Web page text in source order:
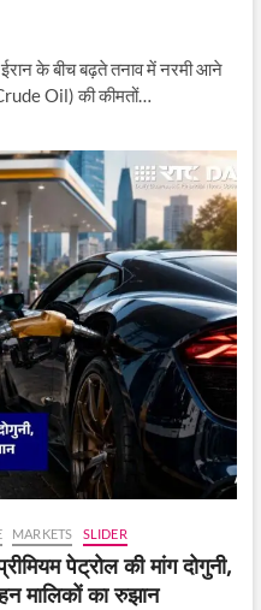
के बीच बढ़ते तनाव में नरमी आने
Oil) की कीमतों…
MARKETS SLIDER
पेट्रोल की मांग दोगुनी,
मालिकों का रुझान